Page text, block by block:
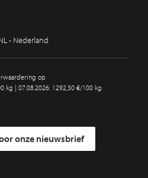
- Nederland
op
kg | 07.08.2026: 1292,30 €/100 kg
onze nieuwsbrief